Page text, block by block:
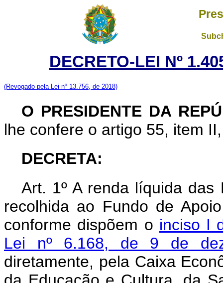
DECRETO-LEI Nº
(Revogado pela Lei nº 13.756, de 2018)
O PRESIDENTE DA
lhe confere o artigo 55, item
DECRETA:
Art. 1º A renda líquida
recolhida ao Fundo de
conforme dispõem o inciso I
Lei nº 6.168, de 9 de
diretamente, pela Caixa